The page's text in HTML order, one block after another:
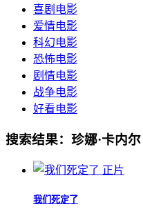
喜剧电影
爱情电影
科幻电影
恐怖电影
剧情电影
战争电影
好看电影
搜索结果： 珍娜·卡内尔
正片
我们死定了